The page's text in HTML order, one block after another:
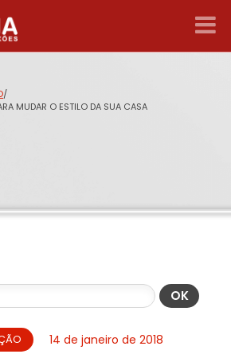
/
MUDAR O ESTILO DA SUA CASA
OK
14 de janeiro de 2018